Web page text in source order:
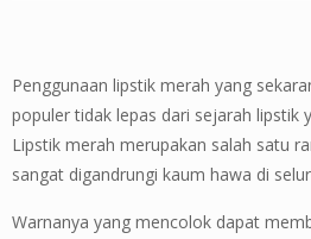
Penggunaan lipstik merah yang
populer tidak lepas dari sejarah lipstik
Lipstik merah merupakan salah satu
sangat digandrungi kaum hawa di
Warnanya yang mencolok dapat